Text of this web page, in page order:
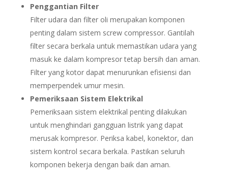
Penggantian Filter
Filter udara dan filter oli merupakan komponen
penting dalam sistem screw compressor. Gantilah
filter secara berkala untuk memastikan udara yang
masuk ke dalam kompresor tetap bersih dan aman.
Filter yang kotor dapat menurunkan efisiensi dan
memperpendek umur mesin.
Pemeriksaan Sistem Elektrikal
Pemeriksaan sistem elektrikal penting dilakukan
untuk menghindari gangguan listrik yang dapat
merusak kompresor. Periksa kabel, konektor, dan
sistem kontrol secara berkala. Pastikan seluruh
komponen bekerja dengan baik dan aman.